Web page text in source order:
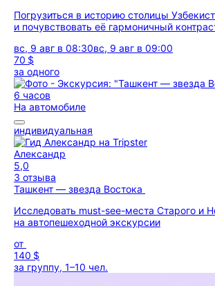
Погрузиться в историю столицы
и почувствовать её гармоничный
вс, 9 авг в 08:30вс, 9 авг в 09:00
70 $
за одного
6 часов
На автомобиле
индивидуальная
Александр
5,0
3 отзыва
Ташкент — звезда Востока
Исследовать must-see-места Старого и
на автопешеходной экскурсии
от
140 $
за группу, 1–10 чел.